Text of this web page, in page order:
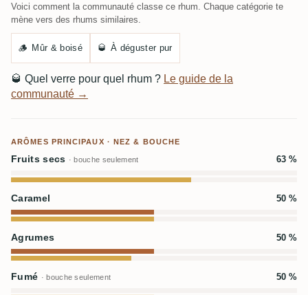
Voici comment la communauté classe ce rhum. Chaque catégorie te
mène vers des rhums similaires.
🪵 Mûr & boisé 🥃 À déguster pur
🥃 Quel verre pour quel rhum ? Le guide de la
communauté →
ARÔMES PRINCIPAUX · NEZ & BOUCHE
Fruits secs · bouche seulement 63 %
Caramel 50 %
Agrumes 50 %
Fumé · bouche seulement 50 %